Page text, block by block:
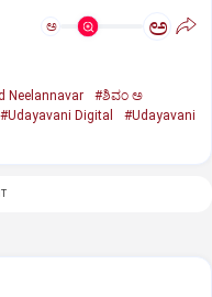
ಅ ಅ
Neelannavar
#ಶಿವಂ ಅ
#Udayavani Digital
#Udayavani